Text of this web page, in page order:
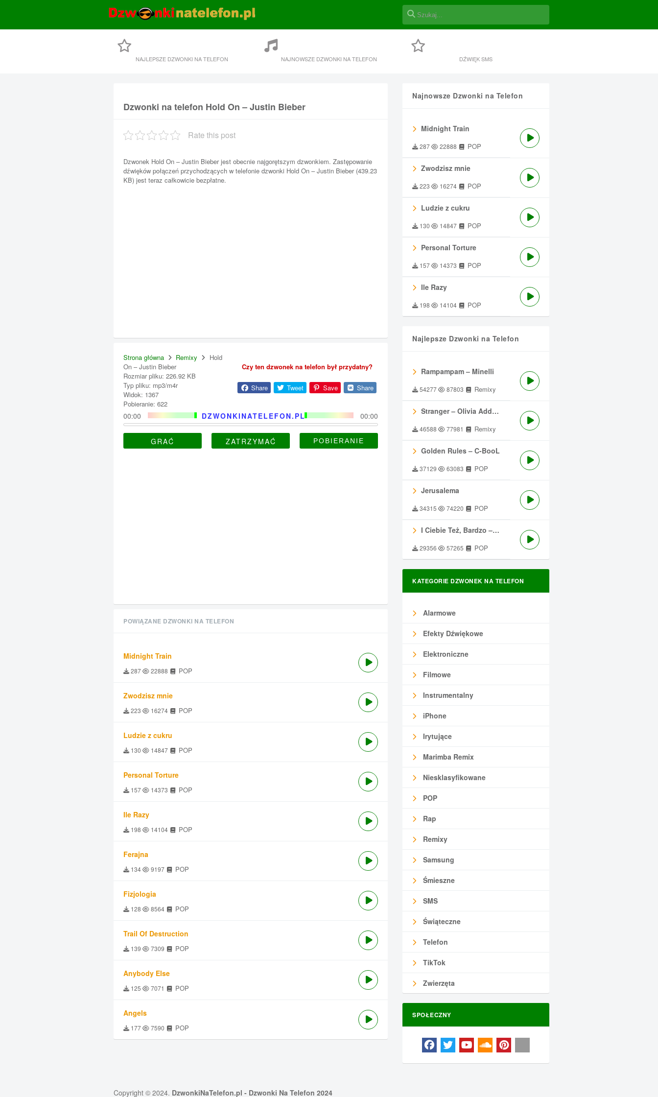
NAJLEPSZE DZWONKI NA TELEFON NAJNOWSZE DZWONKI NA TELEFON DŹWIĘK SMS
Dzwonki na telefon Hold On – Justin Bieber
Rate this post
Dzwonek Hold On – Justin Bieber jest obecnie najgorętszym dzwonkiem. Zastępowanie
dźwięków połączeń przychodzących w telefonie dzwonki Hold On – Justin Bieber (439.23
KB) jest teraz całkowicie bezpłatne.
Strona główna Remixy
Hold
On – Justin Bieber
Rozmiar pliku: 226.92 KB
Typ pliku: mp3/m4r
Widok: 1367
Pobieranie: 622
Czy ten dzwonek na telefon był przydatny?
Share Tweet Save Share
DZWONKINATELEFON.PL
00:00 00:00
GRAĆ ZATRZYMAĆ
Najnowsze Dzwonki na Telefon
Midnight Train
287 22888 POP
Zwodzisz mnie
223 16274 POP
Ludzie z cukru
130 14847 POP
Personal Torture
157 14373 POP
Ile Razy
198 14104 POP
Najlepsze Dzwonki na Telefon
Rampampam – Minelli
54277 87803 Remixy
Stranger – Olivia Addams
46588 77981 Remixy
Golden Rules – C-BooL
37129 63083 POP
Jerusalema
34315 74220 POP
I Ciebie Też, Bardzo – Męskie Granie
29356 57265 POP
KATEGORIE DZWONEK NA TELEFON
Alarmowe
Efekty Dźwiękowe
Elektroniczne
Filmowe
Instrumentalny
iPhone
Irytujące
Marimba Remix
Niesklasyfikowane
POP
Rap
Remixy
Samsung
Śmieszne
SMS
Świąteczne
Telefon
TikTok
Zwierzęta
SPOŁECZNY
POWIĄZANE DZWONKI NA TELEFON
Midnight Train
287 22888 POP
Zwodzisz mnie
223 16274 POP
Ludzie z cukru
130 14847 POP
Personal Torture
157 14373 POP
Ile Razy
198 14104 POP
Ferajna
134 9197 POP
Fizjologia
128 8564 POP
Trail Of Destruction
139 7309 POP
Anybody Else
125 7071 POP
Angels
177 7590 POP
Copyright © 2024. DzwonkiNaTelefon.pl - Dzwonki Na Telefon 2024